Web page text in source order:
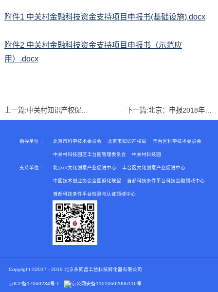
附件1 中关村金融科技资金支持项目申报书(基础设施).docx
附件2 中关村金融科技资金支持项目申报书（示范应
用）.docx
上一篇: 下一篇: 北京：申报2018年度中关村首台（套）重大技术装备试验、示范项目
指导单位 ： 北京市科学技术委员会 北京市知识产权局 丰台区科学技术委员会
中关村科技园区丰台园管理委员会 中关村科技园
支持单位 ： 北京市文化创意产业促进中心 丰台区文化创意产业促进中心
中国技术创业协会全国孵化联盟 首都科技条件平台科技金融领域中心
首都科技条件平台检测与认证领域中心
Copyright ©2017 - 2019 北京永同昌丰益科技孵化器有限公司
京ICP备17060234号-1 京公网安备11010602006116号